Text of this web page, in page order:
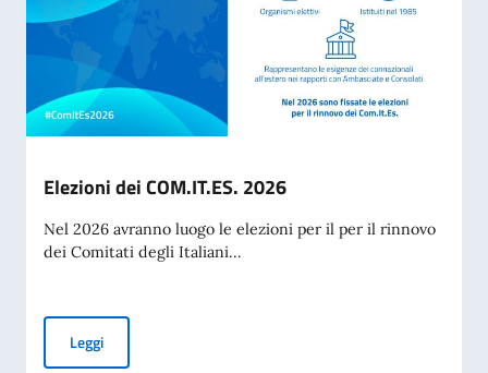
Elezioni dei COM.IT.ES. 2026
Nel 2026 avranno luogo le elezioni per il per il rinnovo
dei Comitati degli Italiani...
LeggiElezioni dei COM.IT.ES. 2026